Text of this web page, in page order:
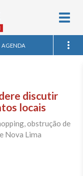
AGENDA
discutir
locais
obstrução de
Nova Lima